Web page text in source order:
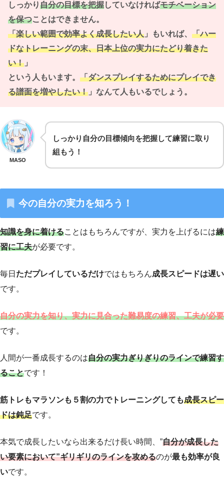
しっかり自分の目標を把握していなければモチベーション
を保つことはできません。
「楽しい範囲で効率よく成長したい人 」もいれば、 「ハー
ドなトレーニングの末、日本上位の実力にたどり着きた
い！ 」
という人もいます。 「ダンスプレイするためにプレイでき
る譜面を増やしたい！ 」なんて人もいるでしょう。
MASO
しっかり自分の目標傾向を把握して練習に取り
組もう！
今の自分の実力を知ろう！
知識を身に着けることはもちろんですが、実力を上げるには練
習に工夫が必要です。
毎日 ただプレイしているだけではもちろん成長スピードは遅い
です。
自分の実力を知り、実力に見合った難易度の練習、工夫が必要
です。
人間が一番成長するのは自分の実力ぎりぎりのラインで練習す
ることです！
筋トレもマラソンも５割の力でトレーニングしても成長スピー
ドは鈍足です。
本気で成長したいなら出来るだけ長い時間、”自分が成長した
い要素において”ギリギリのラインを攻めるのが最も効率が良
いです。